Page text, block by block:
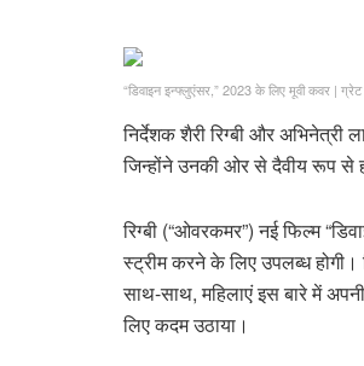
“डिवाइन इन्फ्लुएंसर,” 2023 के लिए मूवी कवर | ग्रेट
निर्देशक शैरी रिग्बी और अभिनेत्री
जिन्होंने उनकी ओर से दैवीय रूप से
रिग्बी (“ओवरकमर”) नई फिल्म
स्ट्रीम करने के लिए उपलब्ध
साथ-साथ, महिलाएं इस बारे में
लिए कदम उठाया।